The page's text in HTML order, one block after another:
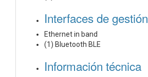
Interfaces de gestión
Ethernet in band
(1) Bluetooth BLE
Información técnica